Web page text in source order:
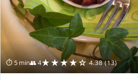
⏱ 5 min👥 4★★★★☆ 4.38 (13)